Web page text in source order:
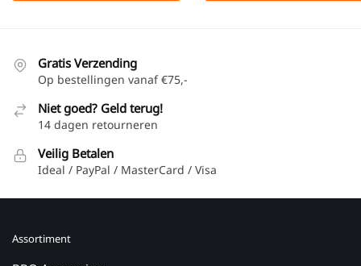
Gratis Verzending
Op bestellingen vanaf €75,-
Niet goed? Geld terug!
14 dagen retourneren
Veilig Betalen
Ideal / PayPal / MasterCard / Visa
Assortiment